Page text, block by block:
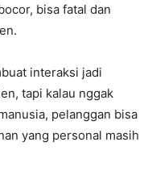
bisa fatal dan
interaksi jadi
tapi kalau nggak
pelanggan bisa
yang personal masih